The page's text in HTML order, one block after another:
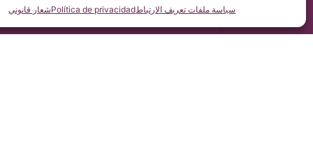
سياسة ملفات تعريف الارتباطPolítica de privacidadشعار قانوني